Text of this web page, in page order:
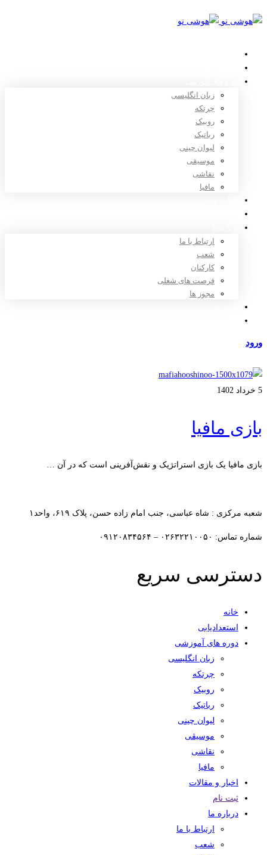
زبان انگلیسی
چرتکه
روبیک
رباتیک
لیوان چینی
موسیقی
نقاشی
مافیا
ارتباط با ما
شعب
کارکنان
فرصت های شغلی
مجوز ها
ورود
5 خرداد 1402
بازی مافیا
بازی مافیا یک بازی استراتژیک و نقش‌آفرینی است که در آن …
شعبه مرکزی : شاه عباسی، جنب امام زاده حسن، پلاک ۶۱۹، واحد۱​
شماره تماس: ۰۲۶۳۲۲۱۰۰۵۰ – ۰۹۱۲۰۸۳۴۵۶۴
دسترسی سریع
خانه
استعدادیابی
دوره های آموزشی
زبان انگلیسی
چرتکه
روبیک
رباتیک
لیوان چینی
موسیقی
نقاشی
مافیا
اخبار و مقالات
ثبت نام
درباره ما
ارتباط با ما
شعب